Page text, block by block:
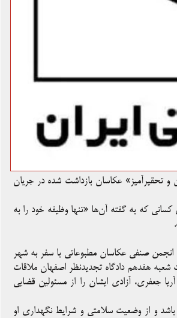
تحقیرآمیز» عکاسان بازداشت‌ شده در جریان
که به گفته آن‌ها «تنها وظیفه خود را به
انجمن صنفی عکاسان مطبوعاتی با سفر به شهر
هفدهم دادگاه تجدیدنظر اصفهان ملاقات
جعفری، آزادی ایشان را از مسئولین قضایی
باشد و از وضعیت سلامتی و شرایط نگهداری او